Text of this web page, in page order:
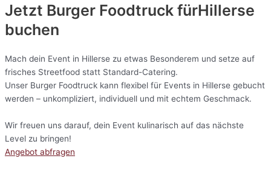
Jetzt Burger Foodtruck fürHillerse
buchen
Mach dein Event in Hillerse zu etwas Besonderem und setze auf
frisches Streetfood statt Standard-Catering.
Unser Burger Foodtruck kann flexibel für Events in Hillerse gebucht
werden – unkompliziert, individuell und mit echtem Geschmack.
Wir freuen uns darauf, dein Event kulinarisch auf das nächste
Level zu bringen!
Angebot abfragen